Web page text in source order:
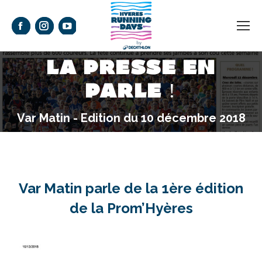
La
page
Facebook
s'ouvre
dans
une
La
page
Instagram
s'ouvre
dans
une
La
page
YouTube
s'ouvre
dans
une
LA PRESSE EN
PARLE !
Var Matin - Edition du 10 décembre 2018
Vous êtes ici :
Var Matin parle de la 1ère édition
de la Prom’Hyères